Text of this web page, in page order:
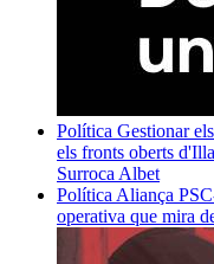
Política Gestionar
els fronts oberts
Surroca Albet
Política Aliança
operativa que mira